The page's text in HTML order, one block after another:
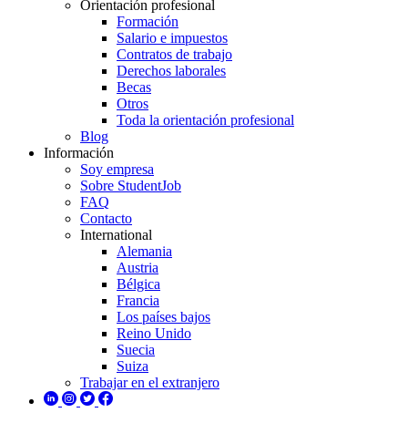
Orientación profesional
Formación
Salario e impuestos
Contratos de trabajo
Derechos laborales
Becas
Otros
Toda la orientación profesional
Blog
Información
Soy empresa
Sobre StudentJob
FAQ
Contacto
International
Alemania
Austria
Bélgica
Francia
Los países bajos
Reino Unido
Suecia
Suiza
Trabajar en el extranjero